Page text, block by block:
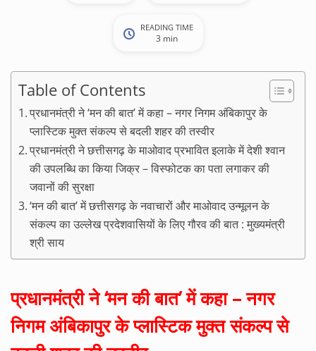
READING TIME
3 min
Table of Contents
प्रधानमंत्री ने ‘मन की बात’ में कहा – नगर निगम अंबिकापुर के
प्लास्टिक मुक्त संकल्प से बदली शहर की तस्वीर
प्रधानमंत्री ने छत्तीसगढ़ के माओवाद प्रभावित इलाके में देशी श्वान
की उपलब्धि का किया जिक्र – विस्फोटक का पता लगाकर की
जवानों की सुरक्षा
‘मन की बात’ में छत्तीसगढ़ के नवाचारों और माओवाद उन्मूलन के
संकल्प का उल्लेख प्रदेशवासियों के लिए गौरव की बात : मुख्यमंत्री
श्री साय
प्रधानमंत्री ने ‘मन की बात’ में कहा – नगर
निगम अंबिकापुर के प्लास्टिक मुक्त संकल्प से